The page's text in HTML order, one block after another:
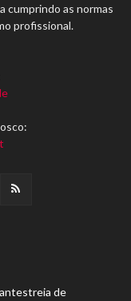
cumprindo as normas
profissional.
de